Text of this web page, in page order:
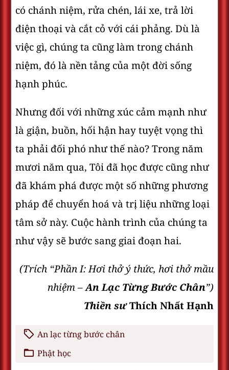
có chánh niệm, rửa chén, lái xe, trả lời
điện thoại và cắt cỏ với cái phảng. Dù là
việc gì, chúng ta cũng làm trong chánh
niệm, đó là nền tảng của một đời sống
hạnh phúc.
Nhưng đối với những xúc cảm mạnh như
là giận, buồn, hối hận hay tuyệt vọng thì
ta phải đối phó như thế nào? Trong năm
mươi năm qua, Tôi đã học được cũng như
đã khám phá được một số những phương
pháp để chuyển hoá và trị liệu những loại
tâm sở này. Cuộc hành trình của chúng ta
như vậy sẽ bước sang giai đoạn hai.
(Trích “Phần I: Hơi thở ý thức, hơi thở mầu
nhiệm –An Lạc Từng Bước Chân”)
Thiền sưThích Nhất Hạnh
An lạc từng bước chân
Phật học